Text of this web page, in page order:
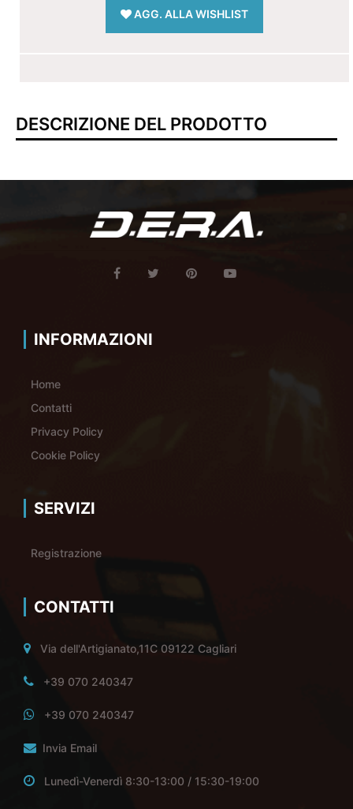
AGG. ALLA WISHLIST
DESCRIZIONE DEL PRODOTTO
INFORMAZIONI
Home
Contatti
Privacy Policy
Cookie Policy
SERVIZI
Registrazione
CONTATTI
Via dell'Artigianato,11C 09122 Cagliari
+39 070 240347
+39 070 240347
Invia Email
Lunedì-Venerdì 8:30-13:00 / 15:30-19:00